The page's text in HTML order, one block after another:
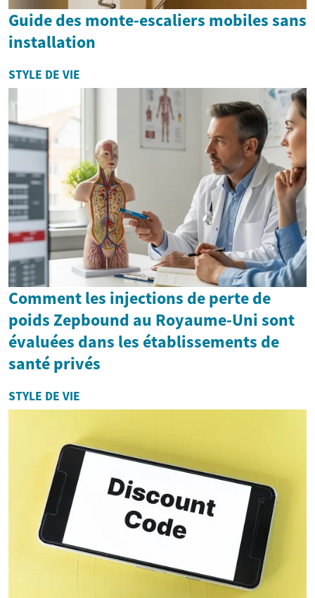
Guide des monte-escaliers mobiles sans
installation
STYLE DE VIE
Comment les injections de perte de
poids Zepbound au Royaume-Uni sont
évaluées dans les établissements de
santé privés
STYLE DE VIE